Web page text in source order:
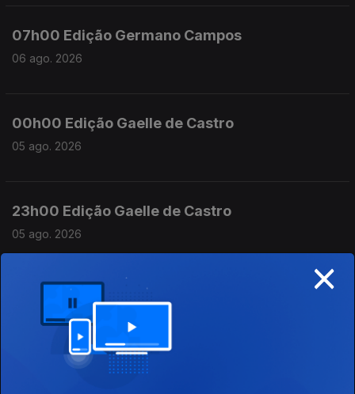
07h00 Edição Germano Campos
06 ago. 2026
00h00 Edição Gaelle de Castro
05 ago. 2026
23h00 Edição Gaelle de Castro
05 ago. 2026
22h00 Edição Gaelle de Castro
05 ago. 2026
×